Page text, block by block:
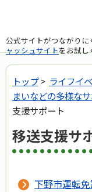
公式サイトがつながり
ャッシュサイトをお試し
トップ> ライフイ
まいなどの多様な
支援サポート
移送支援サ
下野市運転